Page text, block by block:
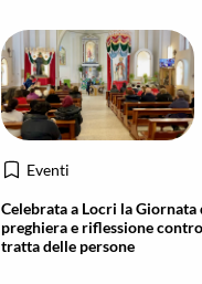
Eventi
Celebrata a Locri la Giornata
preghiera e riflessione
tratta delle persone